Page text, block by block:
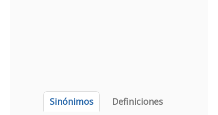
Sinónimos
Definiciones